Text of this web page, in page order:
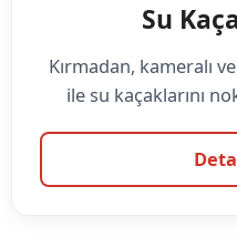
Su
Kırmadan, kameralı
ile su kaçaklarını